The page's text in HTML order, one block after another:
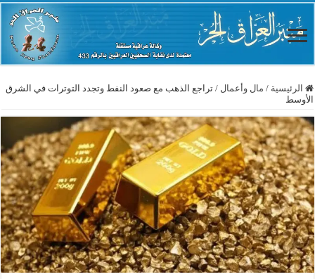
الرئيسية / مال وأعمال / تراجع الذهب مع صعود النفط وتجدد التوترات في الشرق
الأوسط